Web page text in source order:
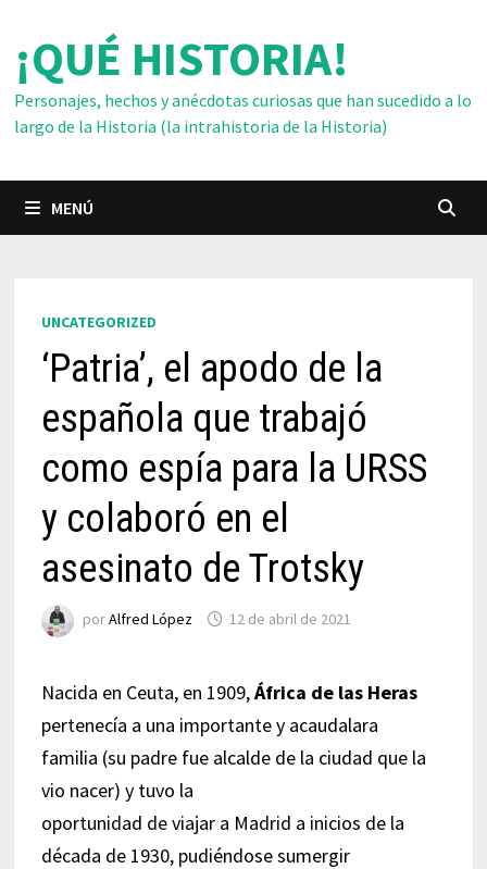
contenido
¡QUÉ HISTORIA!
Personajes, hechos y anécdotas curiosas que han sucedido a lo
largo de la Historia (la intrahistoria de la Historia)
MENÚ
UNCATEGORIZED
‘Patria’, el apodo de la
española que trabajó
como espía para la URSS
y colaboró en el
asesinato de Trotsky
porAlfred López 12 de abril de 2021
Nacida en Ceuta, en 1909,África de las Heras
pertenecía a una importante y acaudalara
familia (su padre fue alcalde de la ciudad que la
vio nacer) y tuvo la
oportunidad de viajar a Madrid a inicios de la
década de 1930, pudiéndose sumergir